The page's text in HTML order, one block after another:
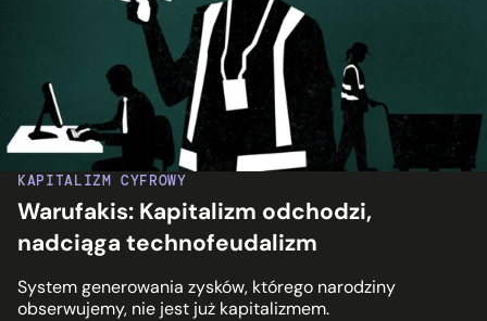
KAPITALIZM CYFROWY
Warufakis: Kapitalizm odchodzi,
nadciąga technofeudalizm
System generowania zysków, którego narodziny
obserwujemy, nie jest już kapitalizmem.